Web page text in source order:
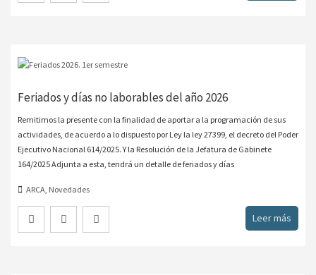
Feriados y días no laborables del año 2026
Remitimos la presente con la finalidad de aportar a la programación de sus
actividades, de acuerdo a lo dispuesto por Ley la ley 27399, el decreto del Poder
Ejecutivo Nacional 614/2025. Y la Resolución de la Jefatura de Gabinete
164/2025 Adjunta a esta, tendrá un detalle de feriados y días
ARCA, Novedades
Leer más